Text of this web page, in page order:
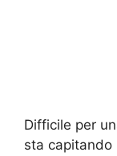
Difficile per
sta capitando